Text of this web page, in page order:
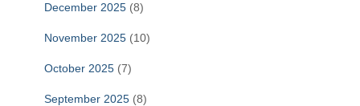
December 2025 (8)
November 2025 (10)
October 2025 (7)
September 2025 (8)